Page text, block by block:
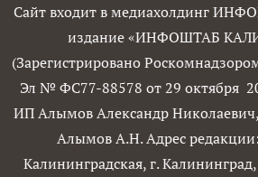
Сайт входит в медиахолдинг
издание «ИНФОШТАБ
(Зарегистрировано
Эл № ФС77-88578 от 29 октября
ИП Алымов Александр
Алымов А.Н. Адрес
Калининградская, г.